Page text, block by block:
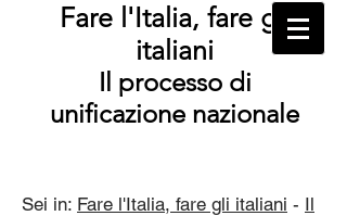
Fare l'Italia, fare gli
italiani
Il processo di
unificazione nazionale
Sei in: Fare l'Italia, fare gli italiani - Il